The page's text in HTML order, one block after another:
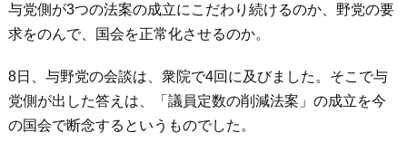
与党側が3つの法案の成立にこだわり続けるのか、野党の要
求をのんで、国会を正常化させるのか。
8日、与野党の会談は、衆院で4回に及びました。そこで与
党側が出した答えは、「議員定数の削減法案」の成立を今
の国会で断念するというものでした。